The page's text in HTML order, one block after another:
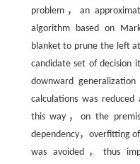
problem，an
algorithm based on
blanket to prune the left
candidate set of decision
downward
calculations was
this way，on the
dependency，overfitting
was avoided，thus